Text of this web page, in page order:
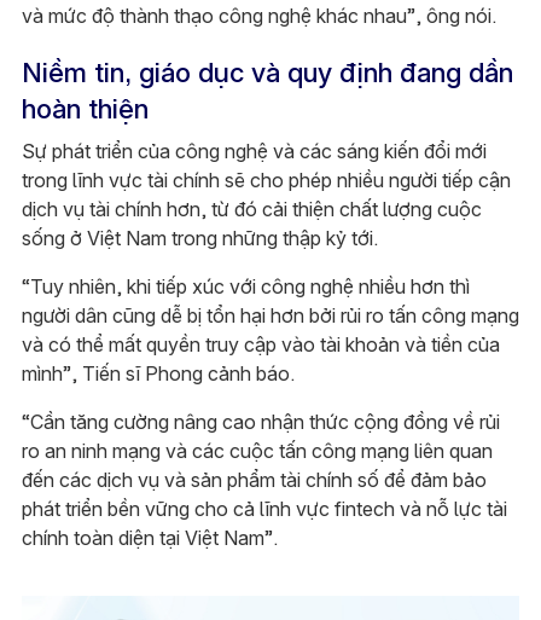
và mức độ thành thạo công nghệ khác nhau”, ông nói.
Niềm tin, giáo dục và quy định đang dần
hoàn thiện
Sự phát triển của công nghệ và các sáng kiến đổi mới
trong lĩnh vực tài chính sẽ cho phép nhiều người tiếp cận
dịch vụ tài chính hơn, từ đó cải thiện chất lượng cuộc
sống ở Việt Nam trong những thập kỷ tới.
“Tuy nhiên, khi tiếp xúc với công nghệ nhiều hơn thì
người dân cũng dễ bị tổn hại hơn bởi rủi ro tấn công mạng
và có thể mất quyền truy cập vào tài khoản và tiền của
mình”, Tiến sĩ Phong cảnh báo.
“Cần tăng cường nâng cao nhận thức cộng đồng về rủi
ro an ninh mạng và các cuộc tấn công mạng liên quan
đến các dịch vụ và sản phẩm tài chính số để đảm bảo
phát triển bền vững cho cả lĩnh vực fintech và nỗ lực tài
chính toàn diện tại Việt Nam”.